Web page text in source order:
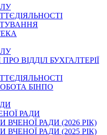
ВІДДІЛ БУХГАЛТЕРІЇ
БІНПО
РАДИ
РАДИ (2026 РІК)
РАДИ (2025 РІК)